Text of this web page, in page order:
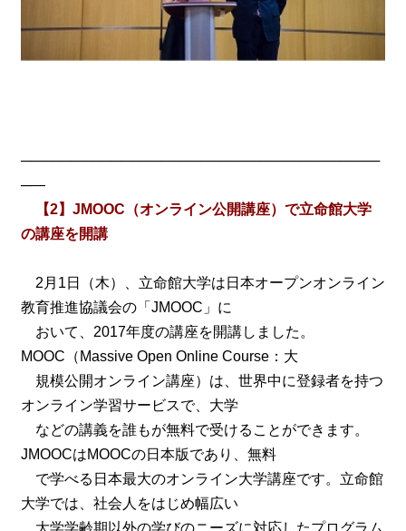
────────────────────────────────────
─―
【2】JMOOC（オンライン公開講座）で立命館大学
の講座を開講
2月1日（木）、立命館大学は日本オープンオンライン
教育推進協議会の「JMOOC」に
おいて、2017年度の講座を開講しました。
MOOC（Massive Open Online Course：大
規模公開オンライン講座）は、世界中に登録者を持つ
オンライン学習サービスで、大学
などの講義を誰もが無料で受けることができます。
JMOOCはMOOCの日本版であり、無料
で学べる日本最大のオンライン大学講座です。立命館
大学では、社会人をはじめ幅広い
大学学齢期以外の学びのニーズに対応したプログラム